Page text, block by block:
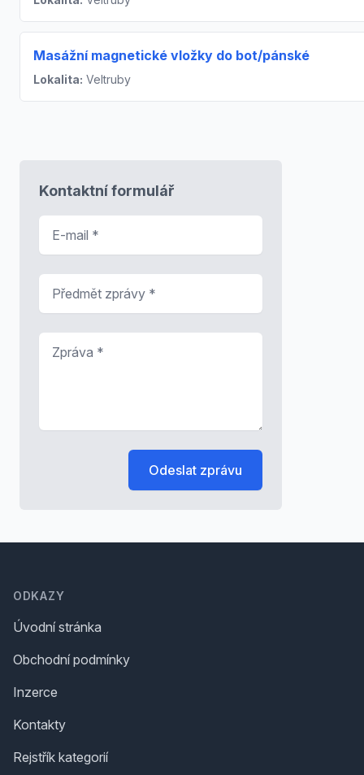
Masážní magnetické vložky do bot/pánské
Lokalita: Veltruby
Kontaktní formulář
Odeslat zprávu
ODKAZY
Úvodní stránka
Obchodní podmínky
Inzerce
Kontakty
Rejstřík kategorií